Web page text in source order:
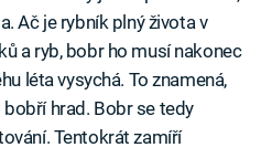
Ač je rybník plný života v
a ryb, bobr ho musí nakonec
léta vysychá. To znamená,
hrad. Bobr se tedy
Tentokrát zamíří